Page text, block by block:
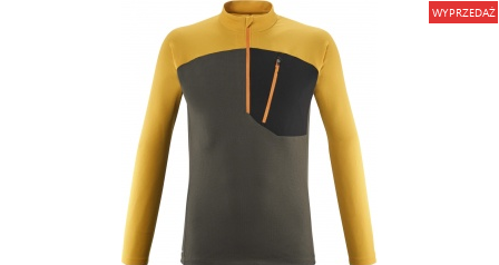
WYPRZEDAŻ